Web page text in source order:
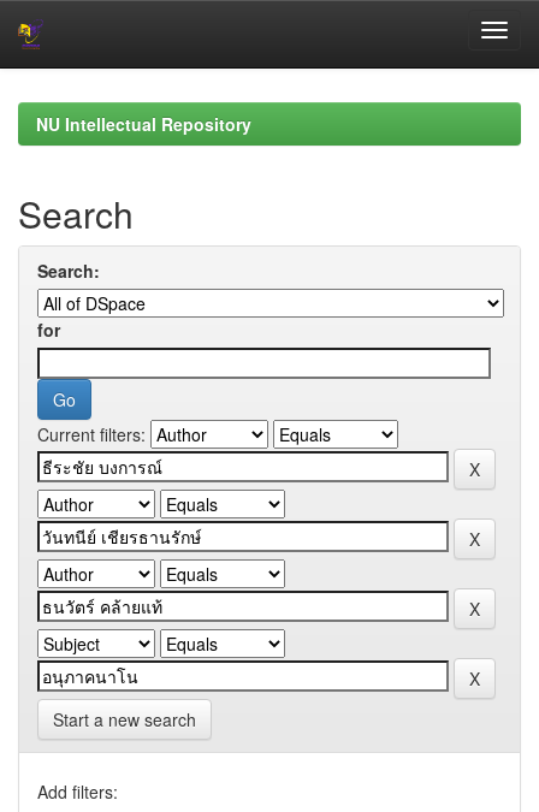
navigationNU Intellectual Repository
Search
Search:
for
Current filters:
Start a new search
Add filters: